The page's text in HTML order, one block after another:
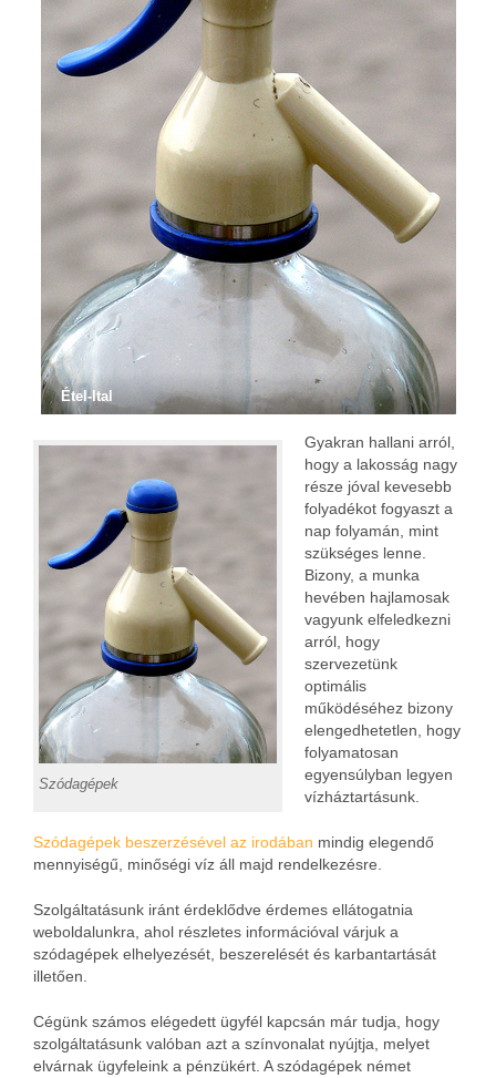
Étel-Ital
Szódagépek
Gyakran hallani arról,
hogy a lakosság nagy
része jóval kevesebb
folyadékot fogyaszt a
nap folyamán, mint
szükséges lenne.
Bizony, a munka
hevében hajlamosak
vagyunk elfeledkezni
arról, hogy
szervezetünk
optimális
működéséhez bizony
elengedhetetlen, hogy
folyamatosan
egyensúlyban legyen
vízháztartásunk.
Szódagépek beszerzésével az irodában mindig elegendő
mennyiségű, minőségi víz áll majd rendelkezésre.
Szolgáltatásunk iránt érdeklődve érdemes ellátogatnia
weboldalunkra, ahol részletes információval várjuk a
szódagépek elhelyezését, beszerelését és karbantartását
illetően.
Cégünk számos elégedett ügyfél kapcsán már tudja, hogy
szolgáltatásunk valóban azt a színvonalat nyújtja, melyet
elvárnak ügyfeleink a pénzükért. A szódagépek német